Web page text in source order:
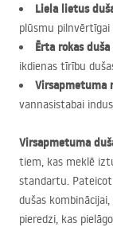
Liela lietus
plūsmu pilnvērtīgai
Ērta rokas duša
ikdienas tīrību
Virsapmetuma
vannasistabai
Virsapmetuma
tiem, kas meklē
standartu.
dušas
pieredzi, kas